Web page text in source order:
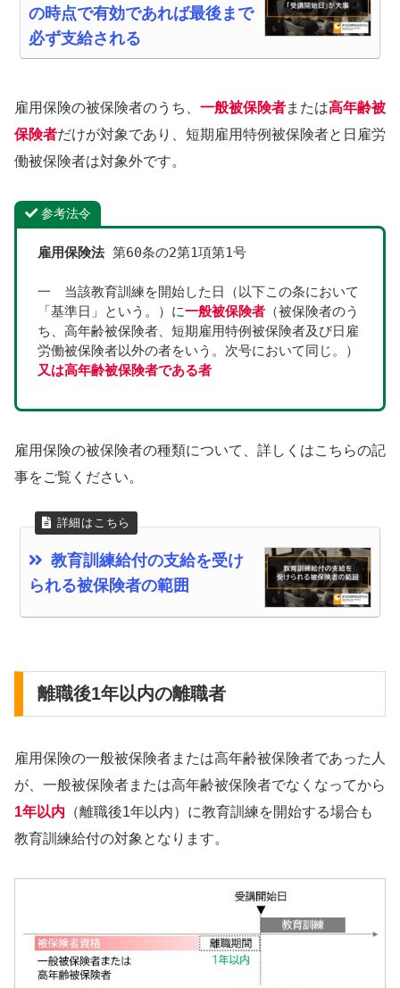
の時点で有効であれば最後まで
必ず支給される
雇用保険の被保険者のうち、 一般被保険者または高年齢被
保険者だけが対象であり、短期雇用特例被保険者と日雇労
働被保険者は対象外です。
参考法令
雇用保険法 第60条の2第1項第1号
一　当該教育訓練を開始した日（以下この条において
「基準日」という。）に一般被保険者（被保険者のう
ち、高年齢被保険者、短期雇用特例被保険者及び日雇
労働被保険者以外の者をいう。次号において同じ。）
又は高年齢被保険者である者
雇用保険の被保険者の種類について、詳しくはこちらの記
事をご覧ください。
教育訓練給付の支給を受け
られる被保険者の範囲
離職後1年以内の離職者
雇用保険の一般被保険者または高年齢被保険者であった人
が、一般被保険者または高年齢被保険者でなくなってから
1年以内 （離職後1年以内）に教育訓練を開始する場合も
教育訓練給付の対象となります。